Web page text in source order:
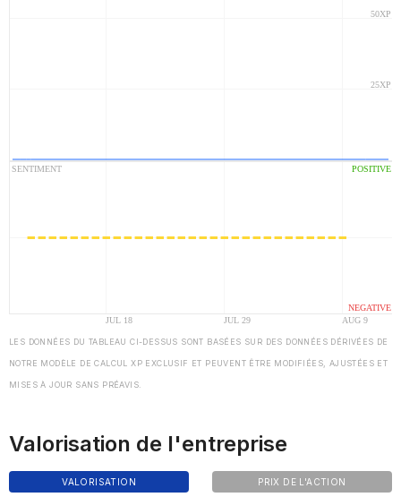
LES DONNÉES DU TABLEAU CI-DESSUS SONT BASÉES SUR DES DONNÉES DÉRIVÉES DE
NOTRE MODÈLE DE CALCUL XP EXCLUSIF ET PEUVENT ÊTRE MODIFIÉES, AJUSTÉES ET
MISES À JOUR SANS PRÉAVIS.
Valorisation de l'entreprise
VALORISATION PRIX DE L'ACTION